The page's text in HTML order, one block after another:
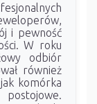
i pewność
W roku
odbiór
również
komórka